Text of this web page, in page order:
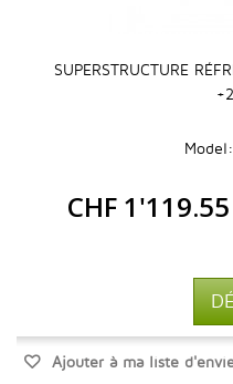
SUPERSTRUCTURE
CHF 1'119.55
Ajouter à ma liste